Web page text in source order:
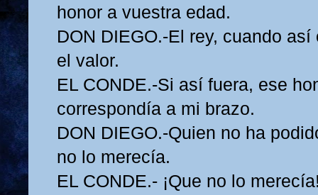
honor a vuestra edad.
DON DIEGO.-El rey, cuando
el valor.
EL CONDE.-Si así fuera, ese
correspondía a mi brazo.
DON DIEGO.-Quien no ha
no lo merecía.
EL CONDE.- ¡Que no lo